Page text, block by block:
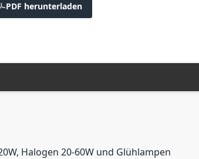
PDF herunterladen
Halogen 20-60W und Glühlampen